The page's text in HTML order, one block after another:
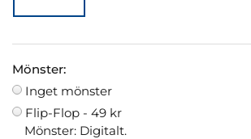
Mönster:
Inget mönster
Flip-Flop - 49 kr
Mönster: Digitalt.